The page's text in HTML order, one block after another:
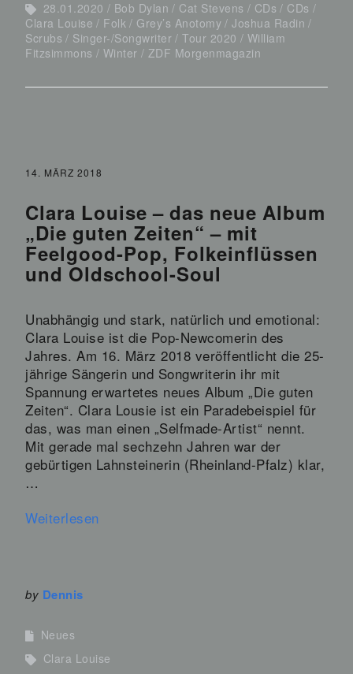
28.01.2020
Bob Dylan Cat Stevens CDs
CDs
Clara Louise
Folk Grey’s Anotomy
Joshua Radin
Scrubs
Singer-/Songwriter Tour 2020
William
Fitzsimmons
Winter ZDF Morgenmagazin
14. MÄRZ 2018
Clara Louise – das neue Album
„Die guten Zeiten“ – mit
Feelgood-Pop, Folkeinflüssen
und Oldschool-Soul
Unabhängig und stark, natürlich und emotional:
Clara Louise ist die Pop-Newcomerin des
Jahres. Am 16. März 2018 veröffentlicht die 25-
jährige Sängerin und Songwriterin ihr mit
Spannung erwartetes neues Album „Die guten
Zeiten“. Clara Lousie ist ein Paradebeispiel für
das, was man einen „Selfmade-Artist“ nennt.
Mit gerade mal sechzehn Jahren war der
gebürtigen Lahnsteinerin (Rheinland-Pfalz) klar,
…
Weiterlesen
by Dennis
Neues
Clara Louise